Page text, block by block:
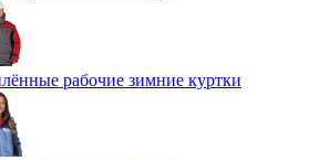
рабочие зимние куртки